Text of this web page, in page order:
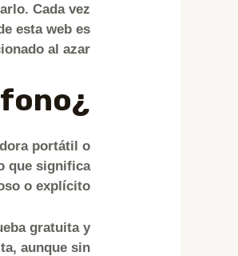
Cada vez
esta web es
al azar.
¿Es seguro usar Omegle en un teléfono?
portátil o
que significa
o explícito.
gratuita y
aunque sin